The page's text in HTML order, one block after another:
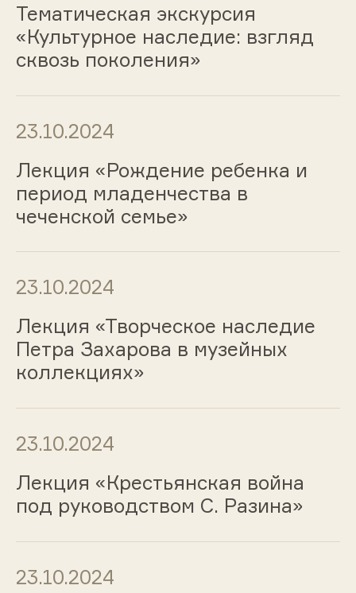
Тематическая экскурсия
«Культурное наследие: взгляд
сквозь поколения»
23.10.2024
Лекция «Рождение ребенка и
период младенчества в
чеченской семье»
23.10.2024
Лекция «Творческое наследие
Петра Захарова в музейных
коллекциях»
23.10.2024
Лекция «Крестьянская война
под руководством С. Разина»
23.10.2024